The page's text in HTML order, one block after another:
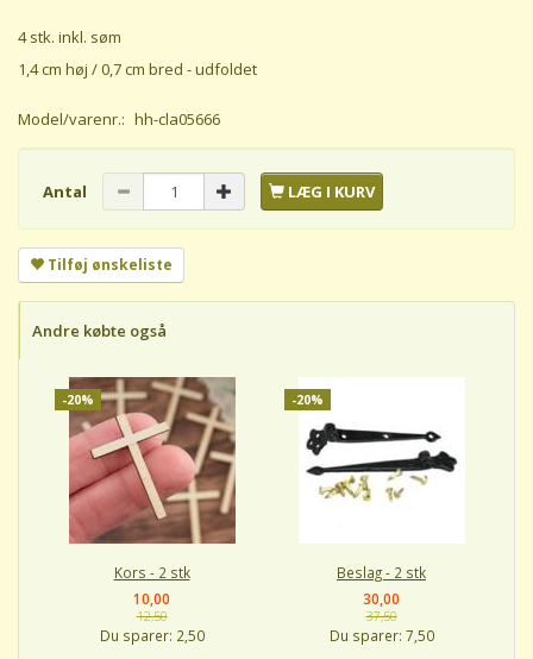
4 stk. inkl. søm
1,4 cm høj / 0,7 cm bred - udfoldet
Model/varenr.: hh-cla05666
Antal LÆG I KURV
Tilføj ønskeliste
Andre købte også
-20%
Kors - 2 stk
10,00
12,50
Du sparer: 2,50
-20%
Beslag - 2 stk
30,00
37,50
Du sparer: 7,50